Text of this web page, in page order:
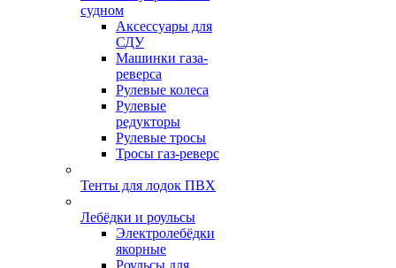
судном
Аксессуары для
СДУ
Машинки газа-
реверса
Рулевые колеса
Рулевые
редукторы
Рулевые тросы
Тросы газ-реверс
Тенты для лодок ПВХ
Лебёдки и роульсы
Электролебёдки
якорные
Роульсы для